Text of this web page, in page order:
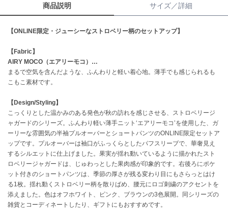
Clarks Premium
クラークス
CODE A
コードエー
COLE HAAN
CONVERSE
コンバース
DANSKIN
ダンスキン
EIMY ISTOIRE
商品説明 サイズ／詳細
【ONLINE限定・ジューシーなストロベリー柄のセットアップ】
【Fabric】
AIRY MOCO（エアリーモコ）…
まるで空気を含んだような、ふんわりと軽い着心地。薄手でも感じられるも
こもこ素材です。
【Design/Styling】
こっくりとした温かみのある発色が秋の訪れを感じさせる、ストロベリージ
ャガードのシリーズ。ふんわり軽い薄手ニット‘エアリーモコ’を使用した、ガ
ーリーな雰囲気の半袖プルオーバーとショートパンツのONLINE限定セットア
ップです。プルオーバーは袖口がふっくらとしたパフスリーブで、華奢見え
するシルエットに仕上げました。果実が揺れ動いているように描かれたスト
ロベリージャガードは、じゅわっとした果肉感が印象的です。右後ろにポケ
ット付きのショートパンツは、季節の厚さが残る変わり目にもさらっとはけ
る1枚。揺れ動くストロベリー柄を散りばめ、腰元にロゴ刺繍のアクセントを
添えました。色はオフホワイト、ピンク、ブラウンの3色展開。同シリーズの
雑貨とコーディネートしたり、ギフトにもおすすめです。